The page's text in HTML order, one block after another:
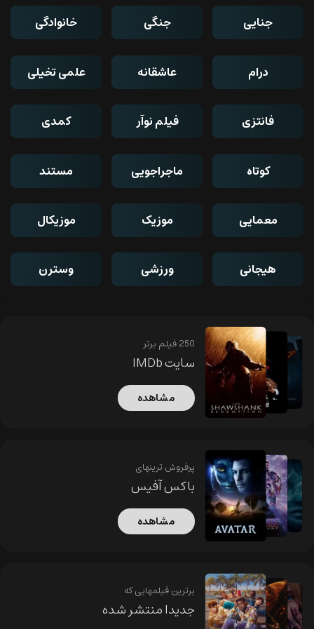
جنایی جنگی خانوادگی
درام عاشقانه علمی تخیلی
فانتزی فیلم نوآر کمدی
کوتاه ماجراجویی مستند
معمایی موزیک موزیکال
هیجانی ورزشی وسترن
250 فیلم برتر
سایت IMDb
مشاهده
پرفروش ترینهای
باکس آفیس
مشاهده
برترین فیلمهایی که
جدیدا منتشر شده